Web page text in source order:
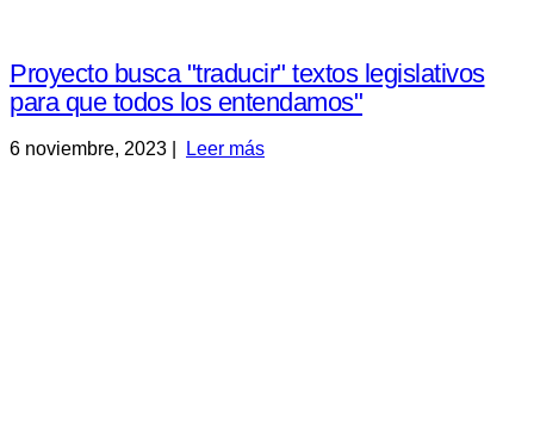
Proyecto busca "traducir" textos legislativos
para que todos los entendamos"
6 noviembre, 2023 | Leer más